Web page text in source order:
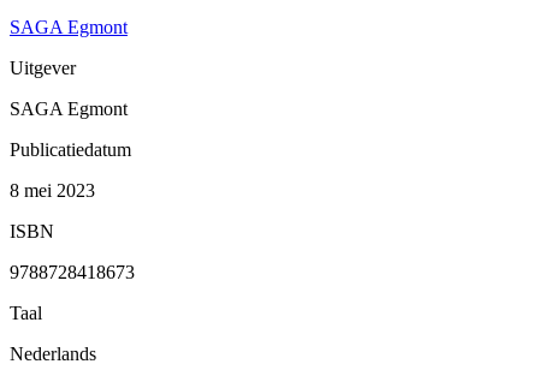
SAGA Egmont
Uitgever
SAGA Egmont
Publicatiedatum
8 mei 2023
ISBN
9788728418673
Taal
Nederlands